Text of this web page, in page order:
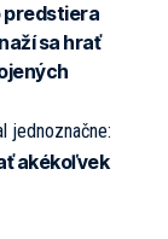
predstiera
sa hrať
jednoznačne:
akékoľvek